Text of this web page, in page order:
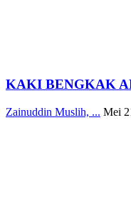
KAKI BENGKAK
Zainuddin Muslih, ... Mei